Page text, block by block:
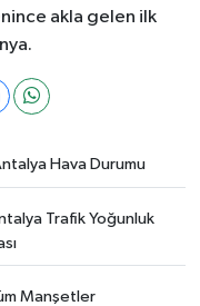
akla gelen ilk
Hava Durumu
Trafik Yoğunluk
Manşetler